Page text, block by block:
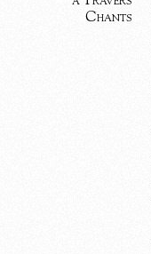
Chants